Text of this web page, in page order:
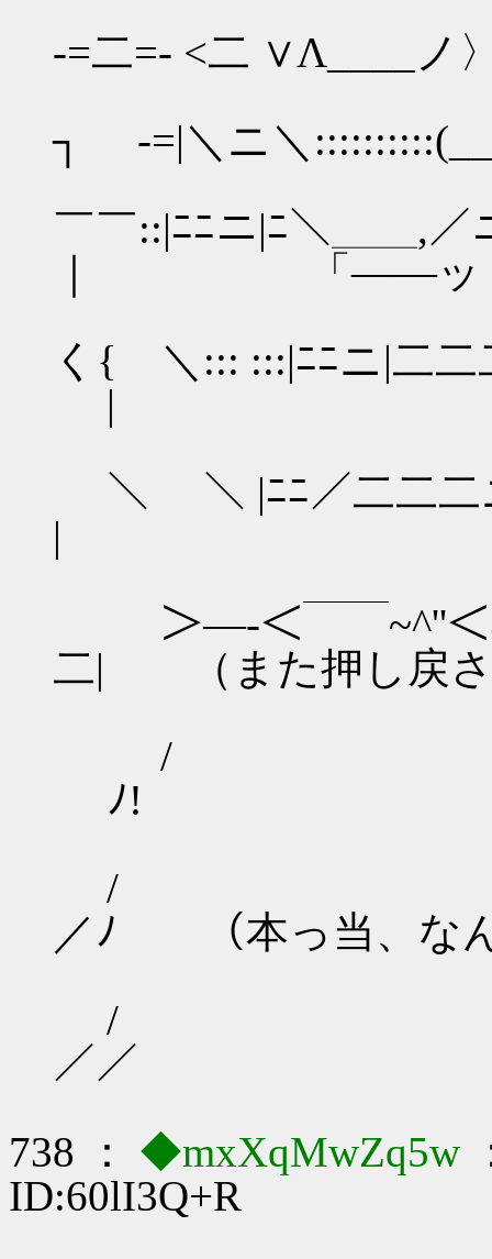
-=二=- <二 ∨Λ____
┐ -=|＼ニ＼
＼／
￣￣::|ﾆﾆニ|ﾆ＼＿
｜ 「――ッく
く{ ＼::: :::|ﾆﾆ
|
＼ ＼ |ﾆﾆ
|
＞―‐＜￣￣~^''
二| （また押し戻
/ ／ ＼
ﾉ!
/ ／
／ﾉ （本っ当、な
/ ／
／／
738 ：
◆mxXqMwZq5w
ID:60lI3Q+R